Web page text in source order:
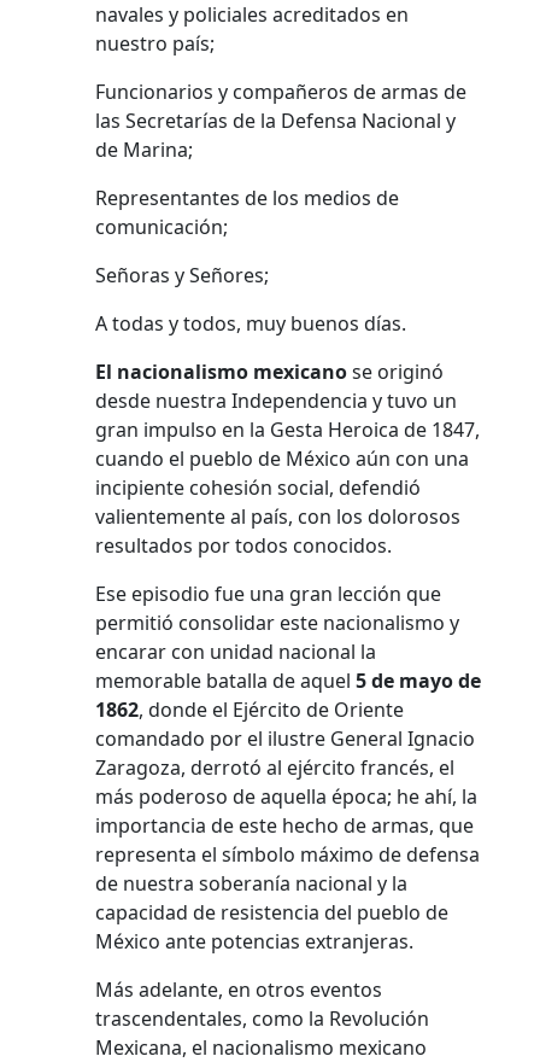
navales y policiales acreditados en
nuestro país;
Funcionarios y compañeros de armas de
las Secretarías de la Defensa Nacional y
de Marina;
Representantes de los medios de
comunicación;
Señoras y Señores;
A todas y todos, muy buenos días.
El nacionalismo mexicanose originó
desde nuestra Independencia y tuvo un
gran impulso en la Gesta Heroica de 1847,
cuando el pueblo de México aún con una
incipiente cohesión social, defendió
valientemente al país, con los dolorosos
resultados por todos conocidos.
Ese episodio fue una gran lección que
permitió consolidar este nacionalismo y
encarar con unidad nacional la
memorable batalla de aquel5 de mayo de
1862, donde el Ejército de Oriente
comandado por el ilustre General Ignacio
Zaragoza, derrotó al ejército francés, el
más poderoso de aquella época; he ahí, la
importancia de este hecho de armas, que
representa el símbolo máximo de defensa
de nuestra soberanía nacional y la
capacidad de resistencia del pueblo de
México ante potencias extranjeras.
Más adelante, en otros eventos
trascendentales, como la Revolución
Mexicana, el nacionalismo mexicano